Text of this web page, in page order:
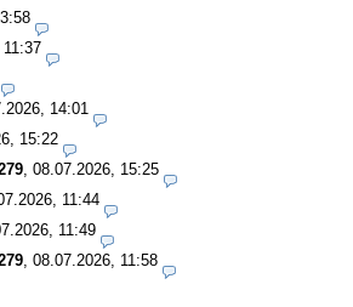
14:01
15:22
, 08.07.2026, 15:25
11:44
11:49
, 08.07.2026, 11:58